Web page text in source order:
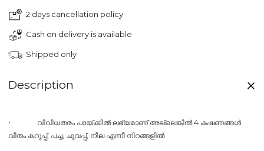
2 days cancellation policy
Cash on delivery is available
Shipped only
Description
• · വിവിധതരം പായ്ക്കിൽ ലഭ്യമാണ് അല്ലെങ്കിൽ 4 കഷണങ്ങൾ
വീതം കറുപ്പ്, പച്ച, ചുവപ്പ്, നീല എന്നീ നിറങ്ങളിൽ